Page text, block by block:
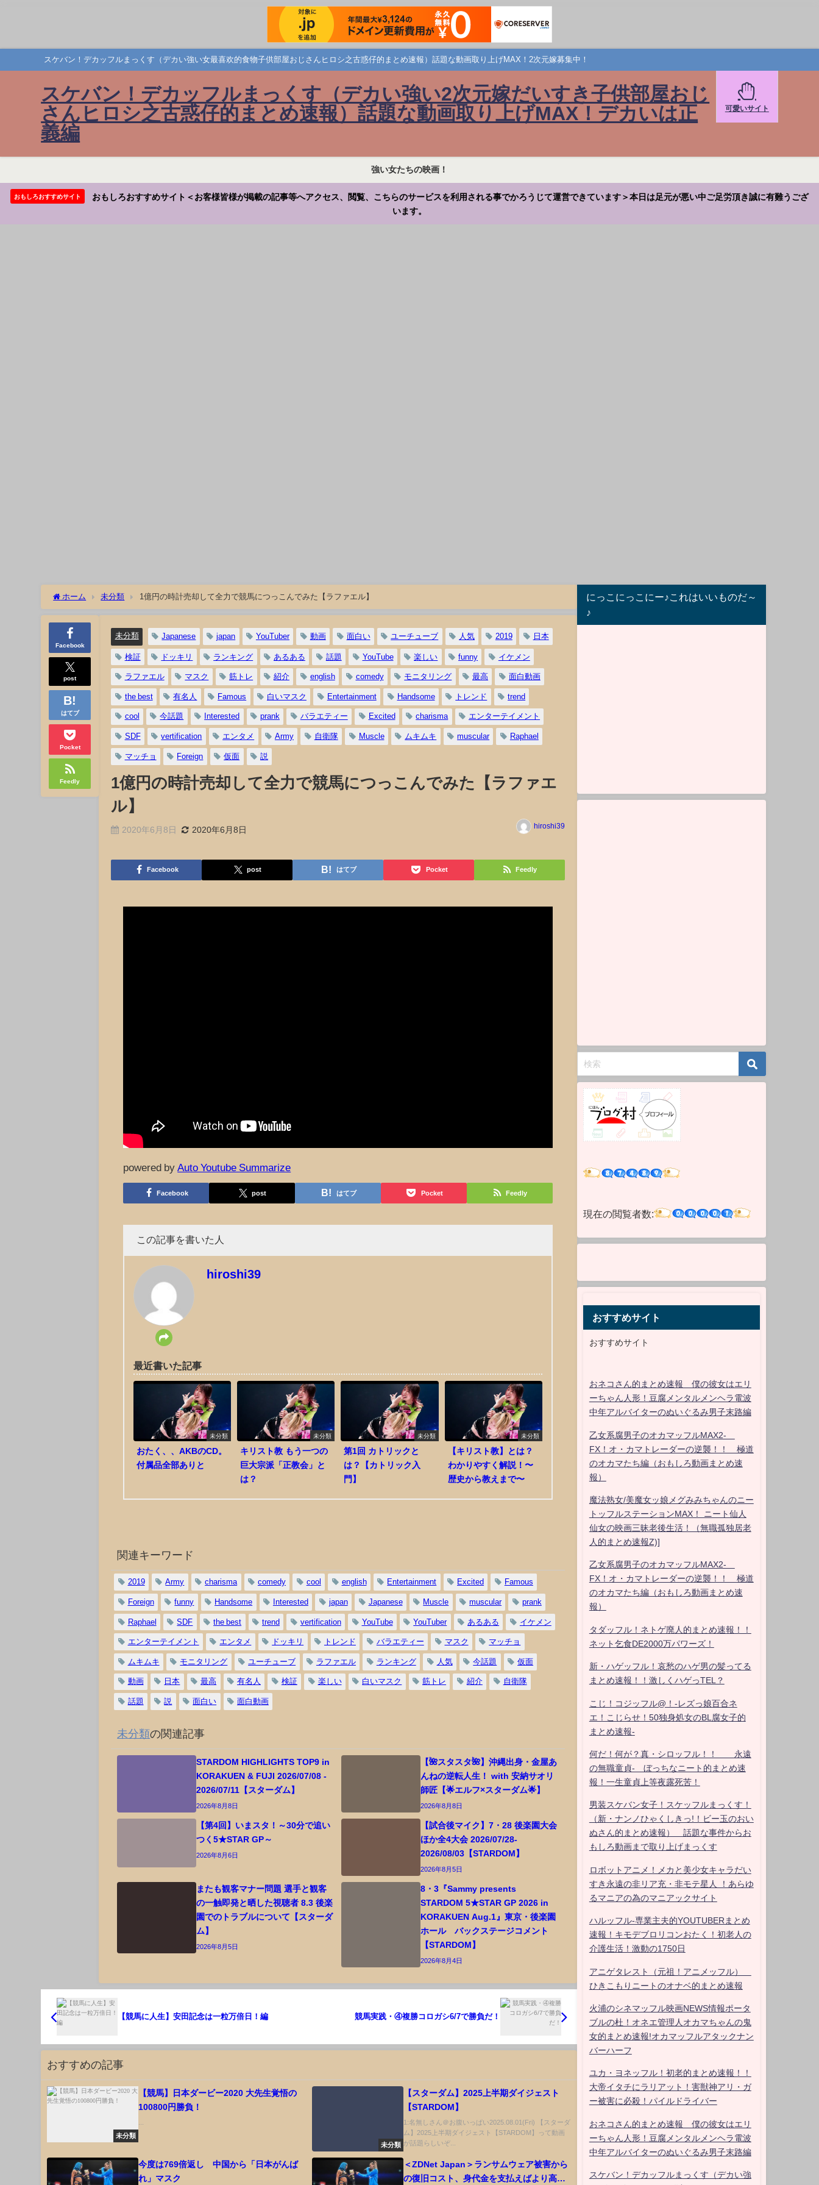
スケバン！デカッフルまっくす（デカい強い女最喜欢的食物子供部屋おじさんヒロシ之古惑仔的まとめ速報）話題な動画取り上げMAX！2次元嫁募集中！
スケバン！デカッフルまっくす（デカい強い2次元嫁だいすき子供部屋おじ
さんヒロシ之古惑仔的まとめ速報）話題な動画取り上げMAX！デカいは正
義編
可愛いサイト
強い女たちの映画！
おもしろおすすめサイト
おもしろおすすめサイト＜お客様皆様が掲載の記事等へアクセス、閲覧、こちらのサービスを利用される事でかろうじて運営できています＞本日は足元が悪い中ご足労頂き誠に有難うござ
います。
ホーム 未分類 1億円の時計売却して全力で競馬につっこんでみた【ラファエル】
Facebook
post
はてブ
Pocket
Feedly
未分類 Japanese japan YouTuber 動画 面白い ユーチューブ 人気 2019 日本
検証 ドッキリ ランキング あるある 話題 YouTube 楽しい funny イケメン
ラファエル マスク 筋トレ 紹介 english comedy モニタリング 最高 面白動画
the best 有名人 Famous 白いマスク Entertainment Handsome トレンド trend
cool 今話題 Interested prank バラエティー Excited charisma エンターテイメント
SDF vertification エンタメ Army 自衛隊 Muscle ムキムキ muscular Raphael
マッチョ Foreign 仮面 説
1億円の時計売却して全力で競馬につっこんでみた【ラファエ
ル】
2020年6月8日 2020年6月8日 hiroshi39
Facebook post はてブ Pocket Feedly
powered by Auto Youtube Summarize
Facebook post はてブ Pocket Feedly
この記事を書いた人
hiroshi39
最近書いた記事
未分類
おたく、、AKBのCD。
付属品全部ありと
未分類
キリスト教 もう一つの
巨大宗派「正教会」と
は？
未分類
第1回 カトリックと
は？【カトリック入
門】
未分類
【キリスト教】とは？
わかりやすく解説！〜
歴史から教えまで〜
関連キーワード
2019 Army charisma comedy cool english Entertainment Excited Famous
Foreign funny Handsome Interested japan Japanese Muscle muscular prank
Raphael SDF the best trend vertification YouTube YouTuber あるある イケメン
エンターテイメント エンタメ ドッキリ トレンド バラエティー マスク マッチョ
ムキムキ モニタリング ユーチューブ ラファエル ランキング 人気 今話題 仮面
動画 日本 最高 有名人 検証 楽しい 白いマスク 筋トレ 紹介 自衛隊
話題 説 面白い 面白動画
未分類の関連記事
STARDOM HIGHLIGHTS TOP9 in
KORAKUEN & FUJI 2026/07/08 -
2026/07/11【スターダム】
2026年8月8日
【🌺スタスタ🌺】沖縄出身・金屋あ
んねの逆転人生！ with 安納サオリ
師匠【🌟エルフ×スターダム🌟】
2026年8月8日
【第4回】いまスタ！～30分で追い
つく5★STAR GP～
2026年8月6日
【試合後マイク】7・28 後楽園大会
ほか全4大会 2026/07/28-
2026/08/03【STARDOM】
2026年8月5日
またも観客マナー問題 選手と観客
の一触即発と晒した視聴者 8.3 後楽
園でのトラブルについて【スターダ
ム】
2026年8月5日
8・3『Sammy presents
STARDOM 5★STAR GP 2026 in
KORAKUEN Aug.1』東京・後楽園
ホール バックステージコメント
【STARDOM】
2026年8月4日
【競馬に人生】安田記念は一粒万倍日！編 競馬実践・④複勝コロガシ6/7で勝負だ！
おすすめの記事
未分類
【競馬】日本ダービー2020 大先生覚悟の
100800円勝負！
未分類
【スターダム】2025上半期ダイジェスト
【STARDOM】
1:名無しさん＠お腹いっぱい2025.08.01(Fri) 【スターダ
ム】2025上半期ダイジェスト【STARDOM】って動画
が話題らしいぞ...
今度は769倍返し 中国から「日本がんば
れ」マスク
＜ZDNet Japan＞ランサムウェア被害から
の復旧コスト、身代金を支払えばより高く-
にっこにっこにー♪これはいいものだ～
♪
現在の閲覧者数:
おすすめサイト
おすすめサイト
おネコさん的まとめ速報 僕の彼女はエリ
ーちゃん人形！豆腐メンタルメンヘラ電波
中年アルバイターのぬいぐるみ男子末路編
乙女系腐男子のオカマッフルMAX2-
FX！オ・カマトレーダーの逆襲！！ 極道
のオカマたち編（おもしろ動画まとめ速
報）
魔法熟女/美魔女ッ娘メグみみちゃんのニー
トッフルステーションMAX！ ニート仙人
仙女の映画三昧老後生活！（無職孤独居老
人的まとめ速報Z)]
乙女系腐男子のオカマッフルMAX2-
FX！オ・カマトレーダーの逆襲！！ 極道
のオカマたち編（おもしろ動画まとめ速
報）
タダッフル！ネトゲ廃人的まとめ速報！！
ネット乞食DE2000万パワーズ！
新・ハゲッフル！哀愁のハゲ男の髪ってる
まとめ速報！！激しくハゲっTEL？
こじ！コジッフル@！-レズっ娘百合ネ
エ！こじらせ！50独身処女のBL腐女子的
まとめ速報-
何だ！何が？真・シロッフル！！ 永遠
の無職童貞- ぼっちなニート的まとめ速
報！一生童貞上等夜露死苦！
男装スケバン女子！スケッフルまっくす！
（新・ナンノひゃくしきっ!！ビー玉のおい
ぬさん的まとめ速報） 話題な事件からお
もしろ動画まで取り上げまっくす
ロボットアニメ！メカと美少女キャラだい
すき永遠の非リア充・非モテ星人 ！あらゆ
るマニアの為のマニアックサイト
ハルッフル-専業主夫的YOUTUBERまとめ
速報！キモデブロリコンおたく！初老人の
介護生活！激動の1750日
アニゲタレスト（元祖！アニメッフル）
ひきこもりニートのオナベ的まとめ速報
火浦のシネマッフル映画NEWS情報ポータ
ブルの杜！オネエ管理人オカマちゃんの鬼
女的まとめ速報!オカマッフルアタックナン
バーハーフ
ユカ・ヨネッフル！初老的まとめ速報！！
大帝イタチにラリアット！害獣神アリ・ガ
ー被害に必殺！パイルドライバー
おネコさん的まとめ速報 僕の彼女はエリ
ーちゃん人形！豆腐メンタルメンヘラ電波
中年アルバイターのぬいぐるみ男子末路編
スケバン！デカッフルまっくす（デカい強